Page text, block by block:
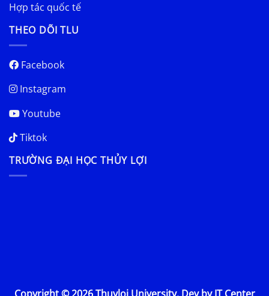
Hợp tác quốc tế
THEO DÕI TLU
Facebook
Instagram
Youtube
Tiktok
TRƯỜNG ĐẠI HỌC THỦY LỢI
Copyright © 2026 Thuyloi University. Dev by IT Center